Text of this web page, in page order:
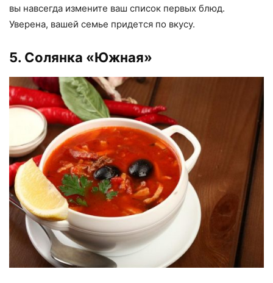
вы навсегда измените ваш список первых блюд.
Уверена, вашей семье придется по вкусу.
5. Солянка «Южная»